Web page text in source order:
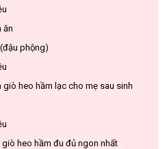
ăn
phộng)
giò heo hầm lạc cho mẹ sau sinh
heo hầm đu đủ ngon nhất